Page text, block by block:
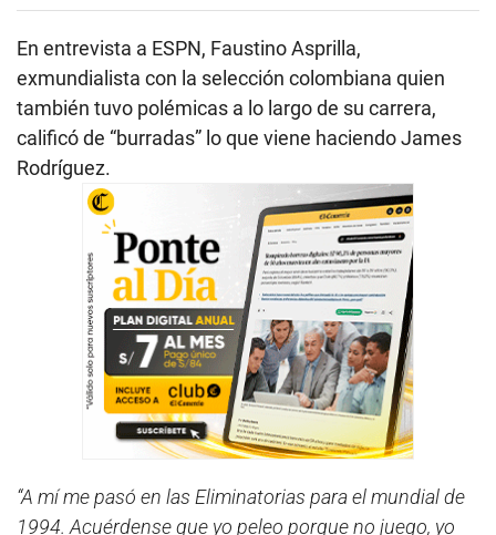
En entrevista a ESPN, Faustino Asprilla,
exmundialista con la selección colombiana quien
también tuvo polémicas a lo largo de su carrera,
calificó de “burradas” lo que viene haciendo James
Rodríguez.
“A mí me pasó en las Eliminatorias para el mundial de
1994. Acuérdense que yo peleo porque no juego, yo